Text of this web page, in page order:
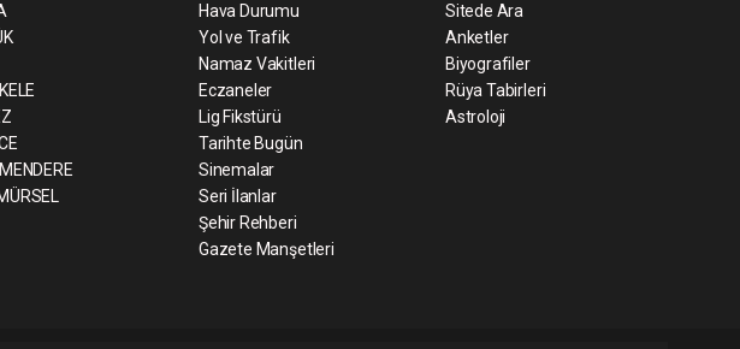
Hava Durumu
Yol ve Trafik
Namaz Vakitleri
Eczaneler
Lig Fikstürü
Tarihte Bugün
Sinemalar
Seri İlanlar
Şehir Rehberi
Gazete Manşetleri
Sitede Ara
Anketler
Biyografiler
Rüya Tabirleri
Astroloji